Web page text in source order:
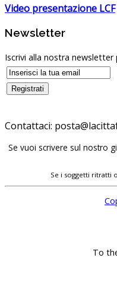
Video presentazione LCF
Newsletter
Iscrivi alla nostra
Contattaci:
Se vuoi scrivere sul nostro
Se i soggetti ritratti
To